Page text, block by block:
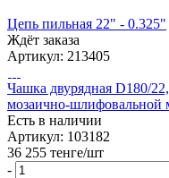
Цепь пильная 22" - 0.325"
Ждёт заказа
Артикул: 213405
Чашка двурядная D180/
мозаично-
Есть в наличии
Артикул: 103182
36 255 тенге/шт
-